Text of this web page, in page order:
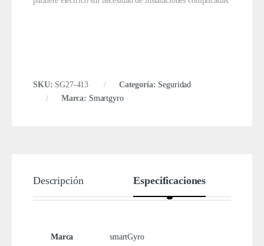
SKU: SG27-413 Categoría: Seguridad
Marca: Smartgyro
Descripción Especificaciones
Marca smartGyro